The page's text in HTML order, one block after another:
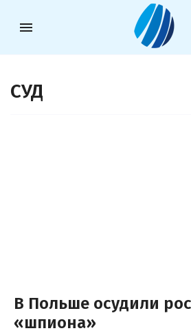
menu
СУД
В Польше осудили
«шпиона»